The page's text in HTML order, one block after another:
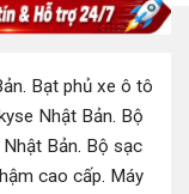
. Bạt phủ xe ô tô
Nhật Bản. Bộ
Bản. Bộ sạc
cao cấp. Máy